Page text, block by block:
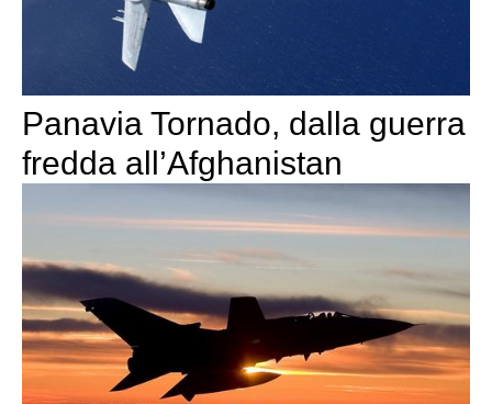
Panavia Tornado, dalla guerra
fredda all’Afghanistan